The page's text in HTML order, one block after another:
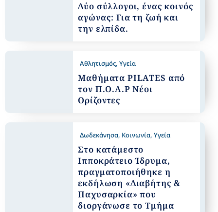
Δύο σύλλογοι, ένας κοινός
αγώνας: Για τη ζωή και
την ελπίδα.
Αθλητισμός,Υγεία
Μαθήματα PILATES από
τον Π.Ο.Α.Ρ Νέοι
Ορίζοντες
Δωδεκάνησα, Κοινωνία,Υγεία
Στο κατάμεστο
Ιπποκράτειο Ίδρυμα,
πραγματοποιήθηκε η
εκδήλωση «Διαβήτης &
Παχυσαρκία» που
διοργάνωσε το Τμήμα